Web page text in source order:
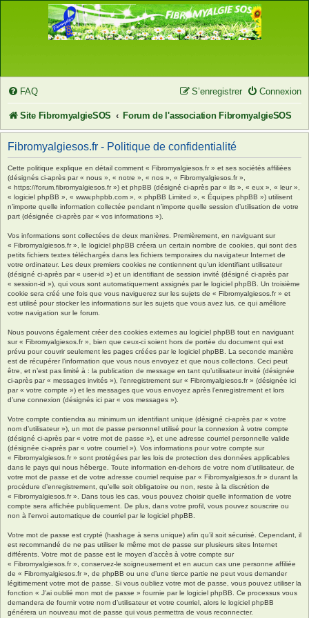
FAQ Connexion
S’enregistrer
Site FibromyalgieSOS Forum de l'association FibromyalgieSOS
Fibromyalgiesos.fr - Politique de confidentialité
Cette politique explique en détail comment « Fibromyalgiesos.fr » et ses sociétés affiliées
(désignés ci-après par « nous », « notre », « nos », « Fibromyalgiesos.fr »,
« https://forum.fibromyalgiesos.fr ») et phpBB (désigné ci-après par « ils », « eux », « leur »,
« logiciel phpBB », « www.phpbb.com », « phpBB Limited », « Équipes phpBB ») utilisent
n’importe quelle information collectée pendant n’importe quelle session d’utilisation de votre
part (désignée ci-après par « vos informations »).
Vos informations sont collectées de deux manières. Premièrement, en naviguant sur
« Fibromyalgiesos.fr », le logiciel phpBB créera un certain nombre de cookies, qui sont des
petits fichiers textes téléchargés dans les fichiers temporaires du navigateur Internet de
votre ordinateur. Les deux premiers cookies ne contiennent qu’un identifiant utilisateur
(désigné ci-après par « user-id ») et un identifiant de session invité (désigné ci-après par
« session-id »), qui vous sont automatiquement assignés par le logiciel phpBB. Un troisième
cookie sera créé une fois que vous naviguerez sur les sujets de « Fibromyalgiesos.fr » et
est utilisé pour stocker les informations sur les sujets que vous avez lus, ce qui améliore
votre navigation sur le forum.
Nous pouvons également créer des cookies externes au logiciel phpBB tout en naviguant
sur « Fibromyalgiesos.fr », bien que ceux-ci soient hors de portée du document qui est
prévu pour couvrir seulement les pages créées par le logiciel phpBB. La seconde manière
est de récupérer l’information que vous nous envoyez et que nous collectons. Ceci peut
être, et n’est pas limité à : la publication de message en tant qu’utilisateur invité (désignée
ci-après par « messages invités »), l’enregistrement sur « Fibromyalgiesos.fr » (désignée ici
par « votre compte ») et les messages que vous envoyez après l’enregistrement et lors
d’une connexion (désignés ici par « vos messages »).
Votre compte contiendra au minimum un identifiant unique (désigné ci-après par « votre
nom d’utilisateur »), un mot de passe personnel utilisé pour la connexion à votre compte
(désigné ci-après par « votre mot de passe »), et une adresse courriel personnelle valide
(désignée ci-après par « votre courriel »). Vos informations pour votre compte sur
« Fibromyalgiesos.fr » sont protégées par les lois de protection des données applicables
dans le pays qui nous héberge. Toute information en-dehors de votre nom d’utilisateur, de
votre mot de passe et de votre adresse courriel requise par « Fibromyalgiesos.fr » durant la
procédure d’enregistrement, qu’elle soit obligatoire ou non, reste à la discrétion de
« Fibromyalgiesos.fr ». Dans tous les cas, vous pouvez choisir quelle information de votre
compte sera affichée publiquement. De plus, dans votre profil, vous pouvez souscrire ou
non à l’envoi automatique de courriel par le logiciel phpBB.
Votre mot de passe est crypté (hashage à sens unique) afin qu’il soit sécurisé. Cependant, il
est recommandé de ne pas utiliser le même mot de passe sur plusieurs sites Internet
différents. Votre mot de passe est le moyen d’accès à votre compte sur
« Fibromyalgiesos.fr », conservez-le soigneusement et en aucun cas une personne affiliée
de « Fibromyalgiesos.fr », de phpBB ou une d’une tierce partie ne peut vous demander
légitimement votre mot de passe. Si vous oubliez votre mot de passe, vous pouvez utiliser la
fonction « J’ai oublié mon mot de passe » fournie par le logiciel phpBB. Ce processus vous
demandera de fournir votre nom d’utilisateur et votre courriel, alors le logiciel phpBB
générera un nouveau mot de passe qui vous permettra de vous reconnecter.